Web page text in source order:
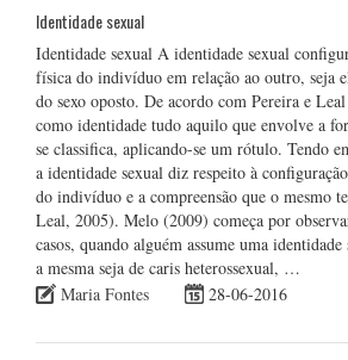
Identidade sexual
Identidade sexual A identidade sexual
física do indivíduo em relação ao outro, seja
do sexo oposto. De acordo com Pereira e
como identidade tudo aquilo que envolve a
se classifica, aplicando-se um rótulo. Tendo
a identidade sexual diz respeito à
do indivíduo e a compreensão que o mesmo
Leal, 2005). Melo (2009) começa por
casos, quando alguém assume uma identidade
a mesma seja de caris heterossexual, …
Maria Fontes
28-06-2016